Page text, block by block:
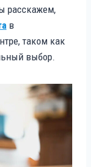
расскажем,
в
таком как
выбор.